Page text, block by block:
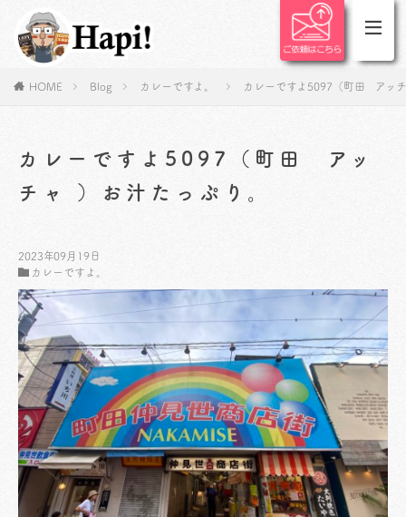
HOME Blog カレーですよ。 カレーですよ5097（町田 アッ
カレーですよ5097（町田 アッ
チャ ）お汁たっぷり。
2023年09月19日
カレーですよ。